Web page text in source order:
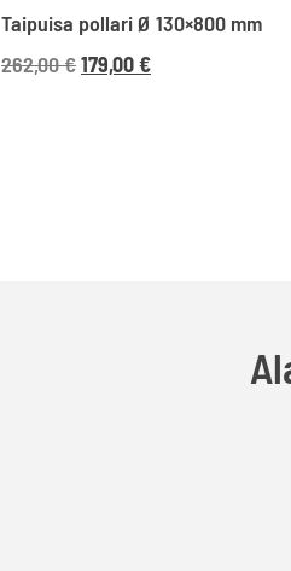
Taipuisa pollari Ø 130×800 mm
262,00€Alkuperäinen
179,00€Nykyinen